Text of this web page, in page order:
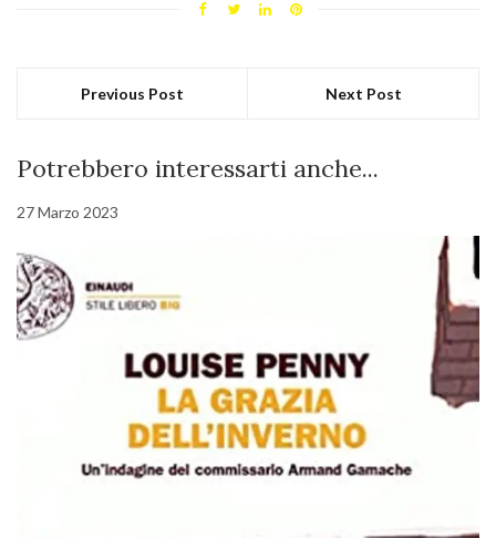
Previous Post Next Post
Potrebbero interessarti anche...
27 Marzo 2023